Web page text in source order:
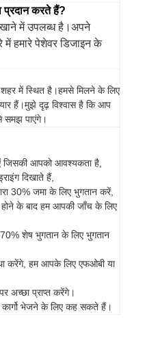
प्रदान करते हैं?
में उपलब्ध है।अपने
में हमारे पेशेवर डिजाइन के
शहर में स्थित है।हमसे मिलने के लिए
हैं।मुझे दृढ़ विश्वास है कि आप
समझ पाएंगे।
जिसकी आपको आवश्यकता है,
दिखाते हैं,
30% जमा के लिए भुगतान करें,
के बाद हम आपकी जाँच के लिए
शेष भुगतान के लिए भुगतान
करेंगे, हम आपके लिए एफओबी या
अच्छा प्राप्त करेंगे।
भेजने के लिए कह सकते हैं।